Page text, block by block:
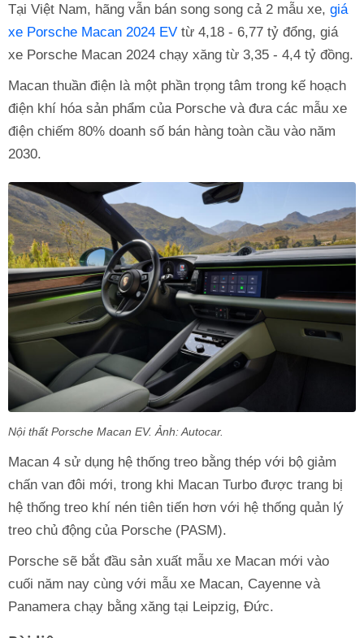
Tại Việt Nam, hãng vẫn bán song song cả 2 mẫu xe, giá
xe Porsche Macan 2024 EV từ 4,18 - 6,77 tỷ đổng, giá
xe Porsche Macan 2024 chạy xăng từ 3,35 - 4,4 tỷ đồng.
Macan thuần điện là một phần trọng tâm trong kế hoạch
điện khí hóa sản phẩm của Porsche và đưa các mẫu xe
điện chiếm 80% doanh số bán hàng toàn cầu vào năm
2030.
Nội thất Porsche Macan EV. Ảnh: Autocar.
Macan 4 sử dụng hệ thống treo bằng thép với bộ giảm
chấn van đôi mới, trong khi Macan Turbo được trang bị
hệ thống treo khí nén tiên tiến hơn với hệ thống quản lý
treo chủ động của Porsche (PASM).
Porsche sẽ bắt đầu sản xuất mẫu xe Macan mới vào
cuối năm nay cùng với mẫu xe Macan, Cayenne và
Panamera chạy bằng xăng tại Leipzig, Đức.